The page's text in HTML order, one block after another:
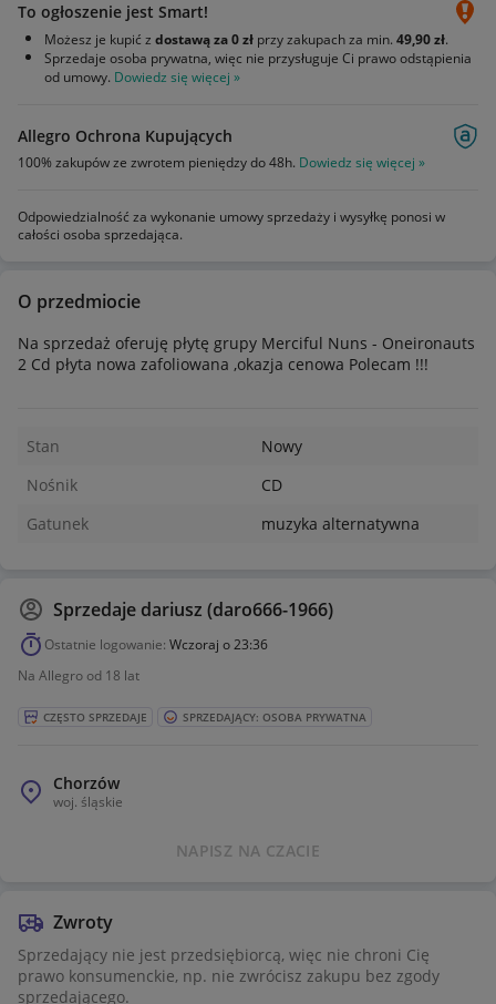
To ogłoszenie jest Smart!
Możesz je kupić z dostawą za 0 zł przy zakupach za min. 49,90 zł.
Sprzedaje osoba prywatna, więc nie przysługuje Ci prawo odstąpienia
od umowy. Dowiedz się więcej »
Allegro Ochrona Kupujących
100% zakupów ze zwrotem pieniędzy do 48h. Dowiedz się więcej »
Odpowiedzialność za wykonanie umowy sprzedaży i wysyłkę ponosi w
całości osoba sprzedająca.
O przedmiocie
Na sprzedaż oferuję płytę grupy Merciful Nuns - Oneironauts
2 Cd płyta nowa zafoliowana ,okazja cenowa Polecam !!!
Stan
Nowy
Nośnik
CD
Gatunek
muzyka alternatywna
Sprzedaje dariusz (daro666-1966)
Ostatnie logowanie: Wczoraj o 23:36
Na Allegro od 18 lat
CZĘSTO SPRZEDAJE SPRZEDAJĄCY: OSOBA PRYWATNA
Chorzów
woj. śląskie
NAPISZ NA CZACIE
Zwroty
Sprzedający nie jest przedsiębiorcą, więc nie chroni Cię
prawo konsumenckie, np. nie zwrócisz zakupu bez zgody
sprzedającego.